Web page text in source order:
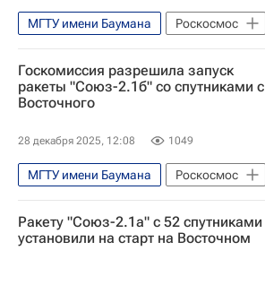
МГТУ имени Баумана
Роскосмос
Московский авиационный институт
Космос - РИА Наука
Госкомиссия разрешила запуск
ракеты "Союз-2.1б" со спутниками с
Восточного
28 декабря 2025, 12:08 1049
МГТУ имени Баумана
Роскосмос
Московский авиационный институт
Ракету "Союз-2.1а" с 52 спутниками
установили на старт на Восточном